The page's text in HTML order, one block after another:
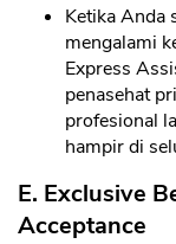
Ketika Anda
mengalami
Express
penasehat
profesional
hampir di
E. Exclusive
Acceptance